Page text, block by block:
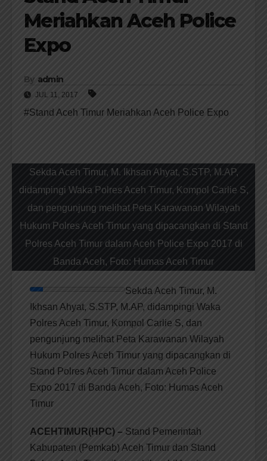
Meriahkan Aceh Police
Expo
By admin
JUL 11, 2017
#​Stand Aceh Timur Meriahkan Aceh Police Expo
Sekda Aceh Timur, M. Ikhsan Ahyat, S.STP, M.AP,
didampingi Waka Polres Aceh Timur, Kompol Carlie S,
dan pengunjung melihat Peta Karawanan Wilayah
Hukum Polres Aceh Timur yang dipacangkan di Stand
Polres Aceh Timur dalam Aceh Police Expo 2017 di
Banda Aceh, Foto: Humas Aceh Timur
Sekda Aceh Timur, M.
Ikhsan Ahyat, S.STP, M.AP, didampingi Waka
Polres Aceh Timur, Kompol Carlie S, dan
pengunjung melihat Peta Karawanan Wilayah
Hukum Polres Aceh Timur yang dipacangkan di
Stand Polres Aceh Timur dalam Aceh Police
Expo 2017 di Banda Aceh, Foto: Humas Aceh
Timur
ACEHTIMUR(HPC) – Stand Pemerintah
Kabupaten (Pemkab) Aceh Timur dan Stand